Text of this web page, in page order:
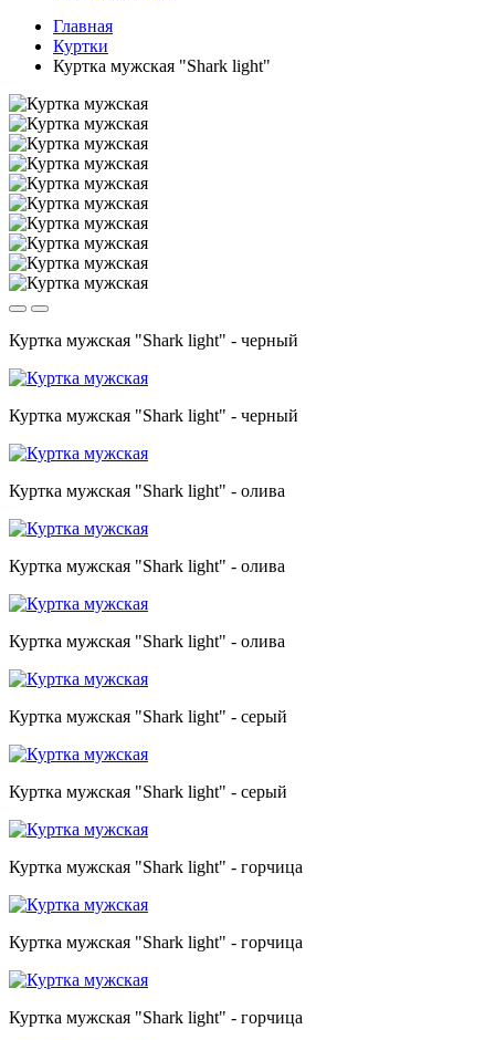
Главная
Куртки
Куртка мужская "Shark light"
Куртка мужская "Shark light" - черный
Куртка мужская "Shark light" - черный
Куртка мужская "Shark light" - олива
Куртка мужская "Shark light" - олива
Куртка мужская "Shark light" - олива
Куртка мужская "Shark light" - серый
Куртка мужская "Shark light" - серый
Куртка мужская "Shark light" - горчица
Куртка мужская "Shark light" - горчица
Куртка мужская "Shark light" - горчица